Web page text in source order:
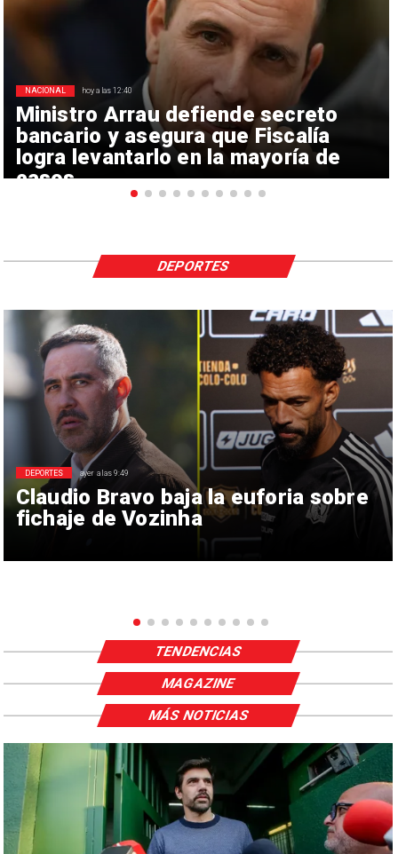
Ministro Arrau defiende secreto
bancario y asegura que Fiscalía
logra levantarlo en la mayoría de
casos
NACIONAL hoy a las 12:40
Claudio Bravo baja la euforia sobre
fichaje de Vozinha
DEPORTES ayer a las 9:49
DEPORTES
TENDENCIAS
MAGAZINE
MÁS NOTICIAS